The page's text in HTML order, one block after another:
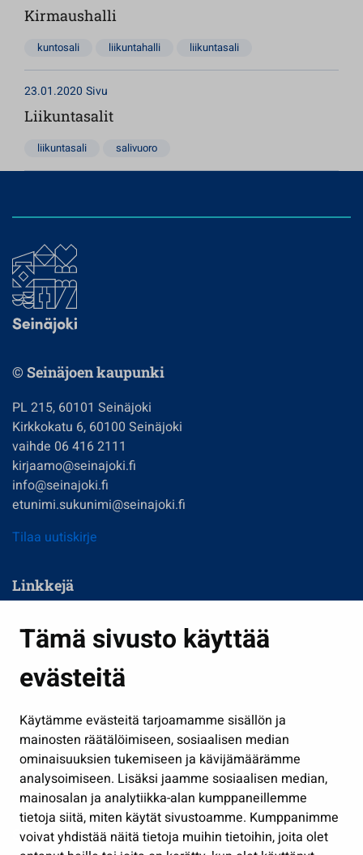
Tämä sivusto käyttää
evästeitä
Käytämme evästeitä tarjoamamme sisällön ja
mainosten räätälöimiseen, sosiaalisen median
ominaisuuksien tukemiseen ja kävijämäärämme
analysoimiseen. Lisäksi jaamme sosiaalisen median,
mainosalan ja analytiikka-alan kumppaneillemme
tietoja siitä, miten käytät sivustoamme. Kumppanimme
voivat yhdistää näitä tietoja muihin tietoihin, joita olet
Kirmaushalli
kuntosali liikuntahalli liikuntasali
23.01.2020 Sivu
Liikuntasalit
liikuntasali salivuoro
© Seinäjoen kaupunki
PL 215, 60101 Seinäjoki
Kirkkokatu 6, 60100 Seinäjoki
vaihde 06 416 2111
kirjaamo@seinajoki.fi
info@seinajoki.fi
etunimi.sukunimi@seinajoki.fi
Tilaa uutiskirje
Linkkejä
Kasvatus ja opetus
Kulttuuri ja liikunta
Työ ja yrittäminen
Osallistu ja asioi
Näytä omat evästeasetukseni
Seuraa meitä